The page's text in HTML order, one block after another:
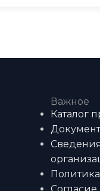
Важное
Каталог